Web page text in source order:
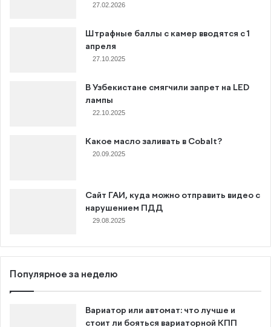
27.02.2026
Штрафные баллы с камер вводятся с 1
апреля
27.10.2025
В Узбекистане смягчили запрет на LED
лампы
22.10.2025
Какое масло заливать в Cobalt?
20.09.2025
Сайт ГАИ, куда можно отправить видео с
нарушением ПДД
29.08.2025
Популярное за неделю
Вариатор или автомат: что лучше и
стоит ли бояться вариаторной КПП